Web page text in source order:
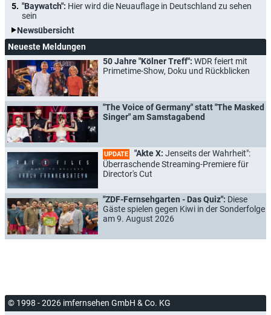
"Baywatch": Hier wird die Neuauflage in Deutschland zu sehen
sein
Newsübersicht
Neueste Meldungen
50 Jahre "Kölner Treff": WDR feiert mit
Primetime-Show, Doku und Rückblicken
"The Voice of Germany" statt "The Masked
Singer" am Samstagabend
UPDATE "Akte X: Jenseits der Wahrheit":
Überraschende Streaming-Premiere für
Director's Cut
"ZDF-Fernsehgarten - Das Quiz": Diese
Gäste spielen gegen Kiwi in der Sonderfolge
am 9. August 2026
© 1998 - 2026 imfernsehen GmbH & Co. KG